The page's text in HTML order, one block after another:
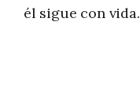
él sigue con vida.